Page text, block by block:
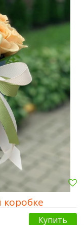
Купить